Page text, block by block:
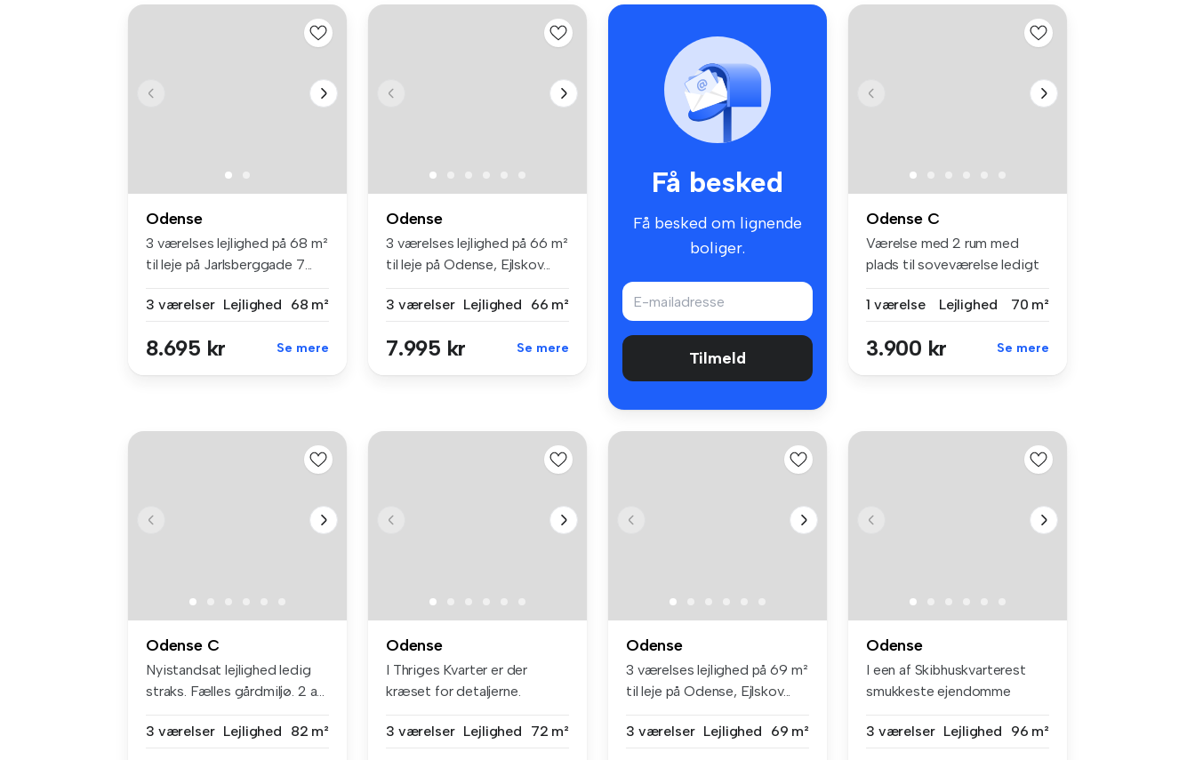
Odense
3 værelses lejlighed på 68 m²
til leje på Jarlsberggade 7...
3 værelser Lejlighed 68 m²
8.695 kr Se mere
Odense
3 værelses lejlighed på 66 m²
til leje på Odense, Ejlskov...
3 værelser Lejlighed 66 m²
7.995 kr Se mere
Få besked
Få besked om lignende
boliger.
Tilmeld
Odense C
Værelse med 2 rum med
plads til soveværelse ledigt
1 værelse
Lejlighed 70 m²
3.900 kr Se mere
Odense C
Nyistandsat lejlighed ledig
straks. Fælles gårdmiljø. 2 a...
3 værelser Lejlighed 82 m²
Odense
I Thriges Kvarter er der
kræset for detaljerne.
3 værelser Lejlighed 72 m²
Odense
3 værelses lejlighed på 69 m²
til leje på Odense, Ejlskov...
3 værelser Lejlighed 69 m²
Odense
I een af Skibhuskvarterest
smukkeste ejendomme
3 værelser Lejlighed 96 m²